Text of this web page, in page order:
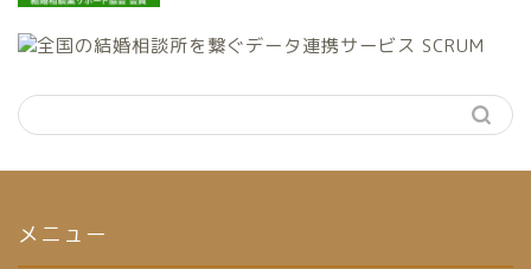
メニュー